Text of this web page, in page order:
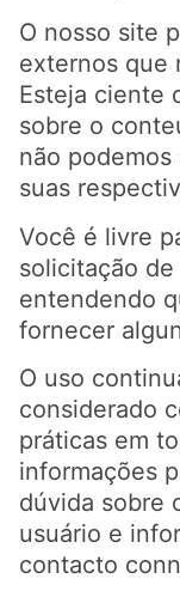
O nosso site
externos que
Esteja ciente
sobre o
não
suas
Você é livre
solicitação
entendendo
fornecer
O uso
considerado
práticas em
informações
dúvida sobre
usuário e
contacto